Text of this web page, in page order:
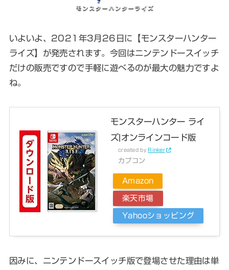
いよいよ、2021年3月26日に【モンスターハンター
ライズ】が発売されます。今回はニンテンドースイッチ
だけの販売ですので手軽に遊べるのが最大の魅力ですよ
ね。
モンスターハンター ライ
ズ|オンラインコード版
created by Rinker
カプコン
Amazon
楽天市場
Yahooショッピング
因みに、ニンテンドースイッチ版で登場させた理由は単